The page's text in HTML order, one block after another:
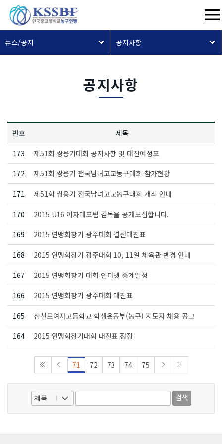
뉴스/공지 공지사항
공지사항
번호 제목
173 제51회 쌍용기대회 공지사항 및 대진예정표
172 제51회 쌍용기 전국남녀고교농구대회 참가현황
171 제51회 쌍용기 전국남녀고교농구대회 개최 안내
170 2015 U16 여자대표팀 감독을 공개모집합니다.
169 2015 연맹회장기 광주대회 결선대진표
168 2015 연맹회장기 광주대회 10, 11일 체육관 변경 안내
167 2015 연맹회장기 대회 인터넷 중계일정
166 2015 연맹회장기 광주대회 대진표
165 삼천포여자고등학교 학생운동부(농구) 지도자 채용 공고
164 2015 연맹회장기대회 대진표 정정
71 72 73 74 75
검색